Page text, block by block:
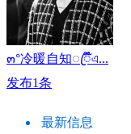
๓°冷暖自知ꦿᮁ໊এ...
发布1条
最新信息